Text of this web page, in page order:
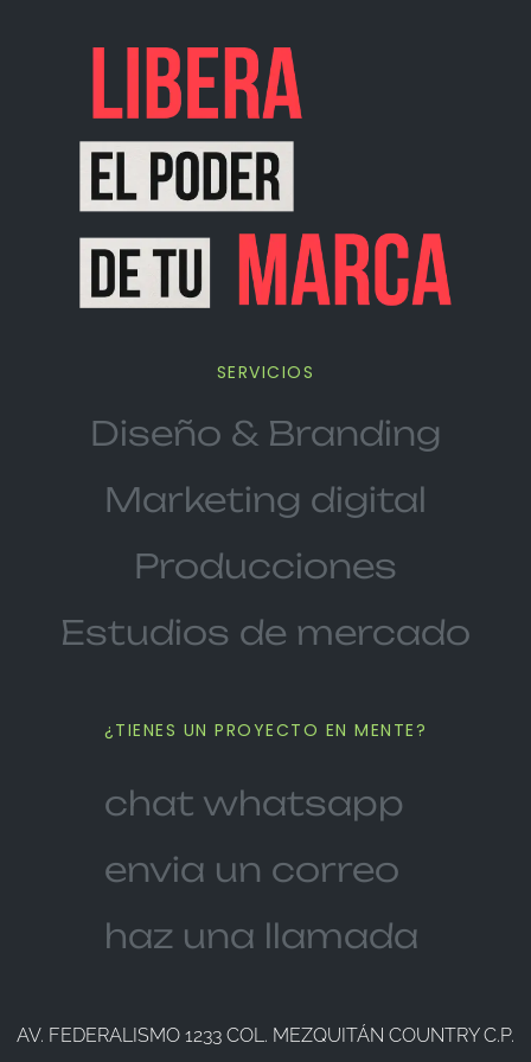
SERVICIOS
Diseño & Branding
Marketing digital
Producciones
Estudios de mercado
¿TIENES UN PROYECTO EN MENTE?
chat whatsapp
envia un correo
haz una llamada
AV. FEDERALISMO 1233 COL. MEZQUITÁN COUNTRY C.P.